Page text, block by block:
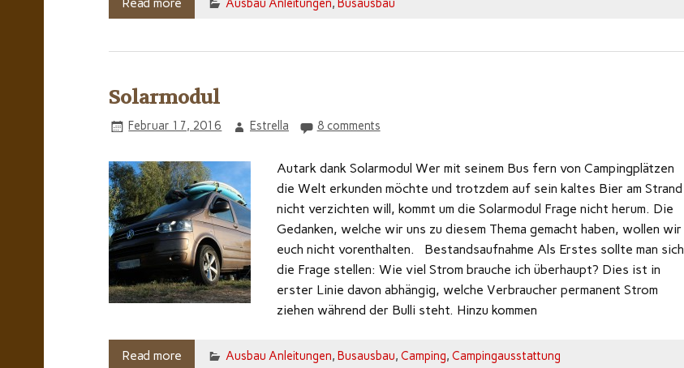
Ausbau Anleitungen,Busausbau
Solarmodul
Februar 17, 2016 Estrella 8 comments
Autark dank Solarmodul Wer mit seinem Bus fern von Campingplätzen
die Welt erkunden möchte und trotzdem auf sein kaltes Bier am Strand
nicht verzichten will, kommt um die Solarmodul Frage nicht herum. Die
Gedanken, welche wir uns zu diesem Thema gemacht haben, wollen wir
euch nicht vorenthalten. Bestandsaufnahme Als Erstes sollte man sich
die Frage stellen: Wie viel Strom brauche ich überhaupt? Dies ist in
erster Linie davon abhängig, welche Verbraucher permanent Strom
ziehen während der Bulli steht. Hinzu kommen
Read more Ausbau Anleitungen,Busausbau,Camping,Campingausstattung